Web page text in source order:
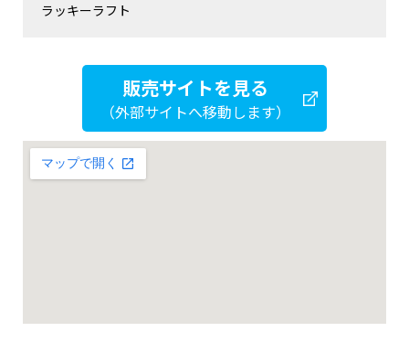
ラッキーラフト
販売サイトを見る
（外部サイトへ移動します）